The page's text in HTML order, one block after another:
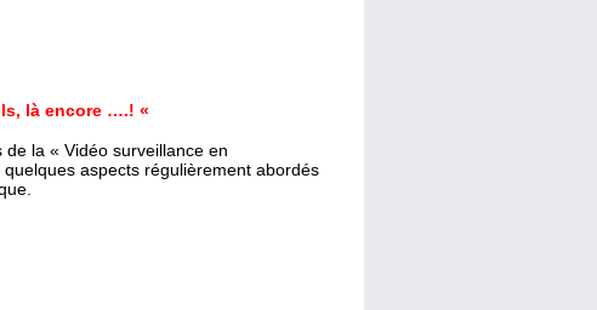
là encore ….! «
la « Vidéo surveillance en
aspects régulièrement abordés